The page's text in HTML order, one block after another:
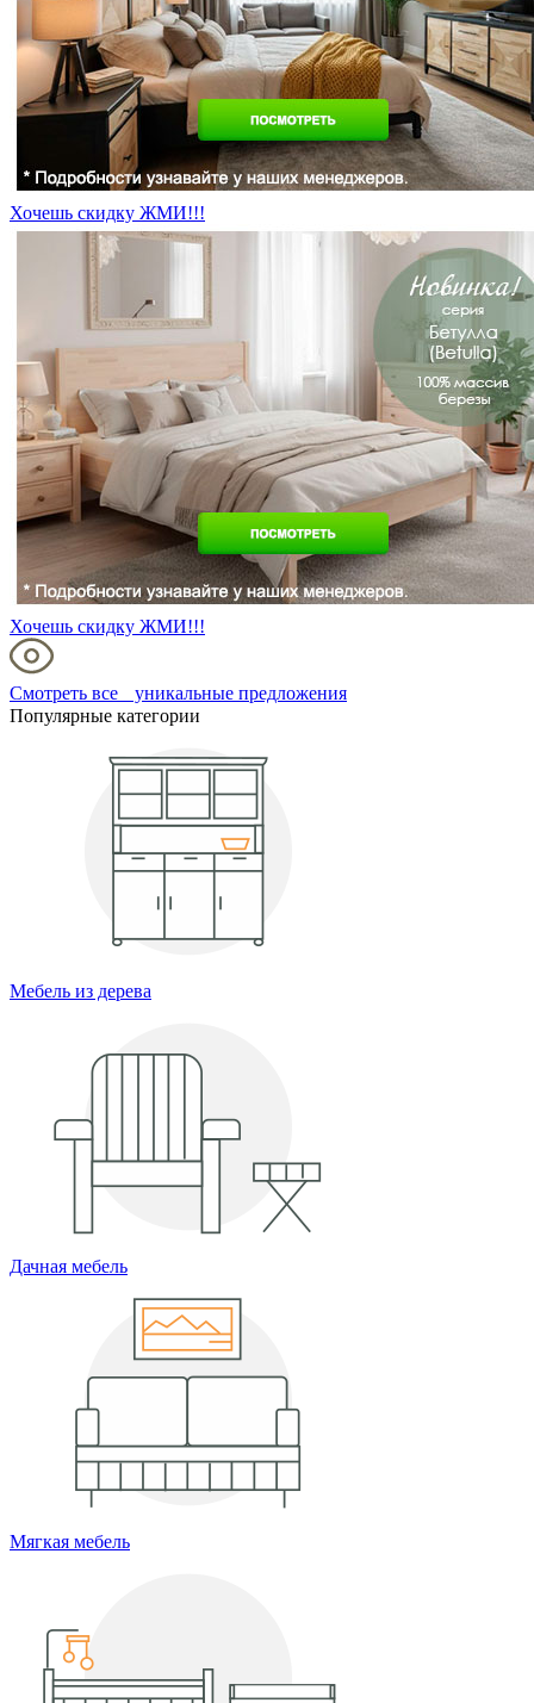
Хочешь скидку ЖМИ!!!
Хочешь скидку ЖМИ!!!
Смотреть все уникальные предложения
Популярные категории
Мебель из дерева
Дачная мебель
Мягкая мебель